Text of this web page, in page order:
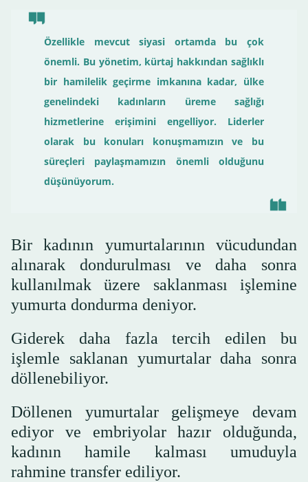
Özellikle mevcut siyasi ortamda bu çok
önemli. Bu yönetim, kürtaj hakkından sağlıklı
bir hamilelik geçirme imkanına kadar, ülke
genelindeki kadınların üreme sağlığı
hizmetlerine erişimini engelliyor. Liderler
olarak bu konuları konuşmamızın ve bu
süreçleri paylaşmamızın önemli olduğunu
düşünüyorum.
Bir kadının yumurtalarının vücudundan
alınarak dondurulması ve daha sonra
kullanılmak üzere saklanması işlemine
yumurta dondurma deniyor.
Giderek daha fazla tercih edilen bu
işlemle saklanan yumurtalar daha sonra
döllenebiliyor.
Döllenen yumurtalar gelişmeye devam
ediyor ve embriyolar hazır olduğunda,
kadının hamile kalması umuduyla
rahmine transfer ediliyor.